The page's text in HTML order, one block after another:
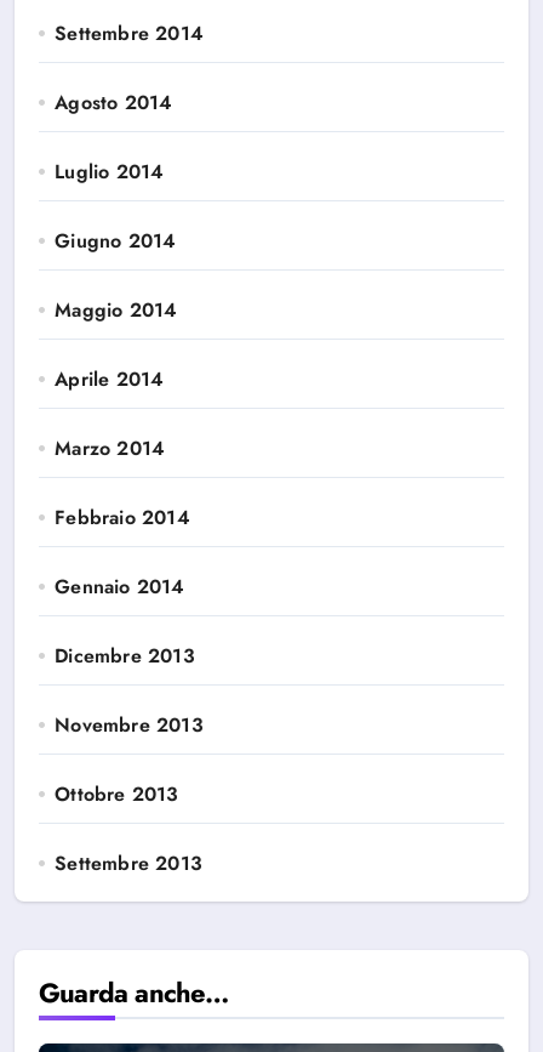
Settembre 2014
Agosto 2014
Luglio 2014
Giugno 2014
Maggio 2014
Aprile 2014
Marzo 2014
Febbraio 2014
Gennaio 2014
Dicembre 2013
Novembre 2013
Ottobre 2013
Settembre 2013
Guarda anche…